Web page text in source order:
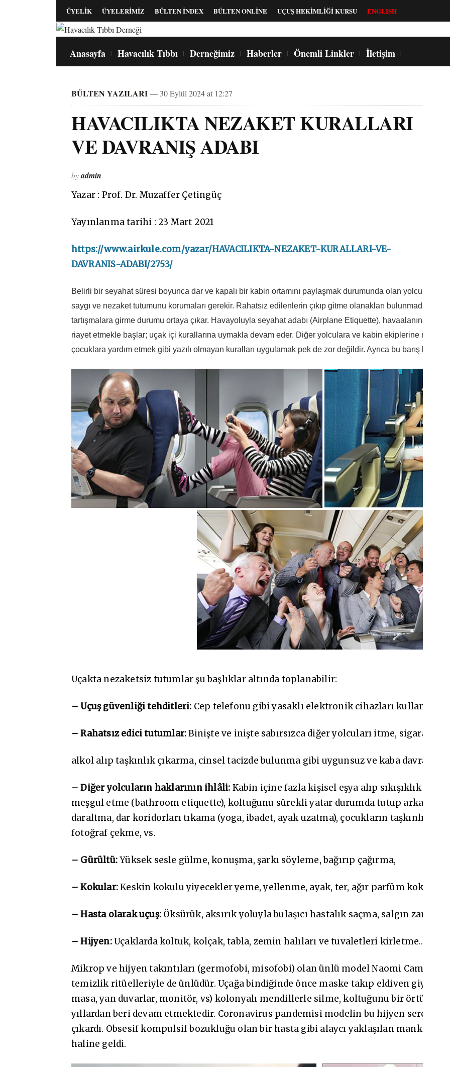
ÜYELİK ÜYELERİMİZ BÜLTEN İNDEX BÜLTEN ONLİNE UÇUŞ HEKİMLİĞİ KURSU ENGLISH
Anasayfa Havacılık Tıbbı Derneğimiz Haberler Önemli Linkler İletişim
BÜLTEN YAZILARI— 30 Eylül 2024 at 12:27
HAVACILIKTA NEZAKET KURALLARI
VE DAVRANIŞ ADABI
byadmin
Yazar : Prof. Dr. Muzaffer Çetingüç
Yayınlanma tarihi : 23 Mart 2021
https://www.airkule.com/yazar/HAVACILIKTA-NEZAKET-KURALLARI-VE-
DAVRANIS-ADABI/2753/
Belirli bir seyahat süresi boyunca dar ve kapalı bir kabin ortamını paylaşmak durumunda olan yolcuların
saygı ve nezaket tutumunu korumaları gerekir. Rahatsız edilenlerin çıkıp gitme olanakları bulunmadığı
tartışmalara girme durumu ortaya çıkar. Havayoluyla seyahat adabı (Airplane Etiquette), havaalanına ve
riayet etmekle başlar; uçak içi kurallarına uymakla devam eder. Diğer yolculara ve kabin ekiplerine nazik ve
çocuklara yardım etmek gibi yazılı olmayan kuralları uygulamak pek de zor değildir. Ayrıca bu barış
Uçakta nezaketsiz tutumlar şu başlıklar altında toplanabilir:
– Uçuş güvenliği tehditleri: Cep telefonu gibi yasaklı elektronik cihazları kullanma,
– Rahatsız edici tutumlar:Binişte ve inişte sabırsızca diğer yolcuları itme, sigara
alkol alıp taşkınlık çıkarma, cinsel tacizde bulunma gibi uygunsuz ve kaba davranışlar,
– Diğer yolcuların haklarının ihlâli: Kabin içine fazla kişisel eşya alıp sıkışıklık
meşgul etme (bathroom etiquette), koltuğunu sürekli yatar durumda tutup
daraltma, dar koridorları tıkama (yoga, ibadet, ayak uzatma), çocukların
fotoğraf çekme, vs.
– Gürültü:Yüksek sesle gülme, konuşma, şarkı söyleme, bağırıp çağırma,
– Kokular:Keskin kokulu yiyecekler yeme, yellenme, ayak, ter, ağır parfüm kokuları
– Hasta olarak uçuş: Öksürük, aksırık yoluyla bulaşıcı hastalık saçma, salgın
– Hijyen:Uçaklarda koltuk, kolçak, tabla, zemin halıları ve tuvaletleri kirletme…
Mikrop ve hijyen takıntıları (germofobi, misofobi) olan ünlü model Naomi Campbell,
temizlik ritüelleriyle de ünlüdür. Uçağa bindiğinde önce maske takıp eldiven giyerek
masa, yan duvarlar, monitör, vs) kolonyalı mendillerle silme, koltuğunu bir örtü ile
yıllardan beri devam etmektedir. Coronavirus pandemisi modelin bu hijyen
çıkardı. Obsesif kompulsif bozukluğu olan bir hasta gibi alaycı yaklaşılan mankenin
haline geldi.